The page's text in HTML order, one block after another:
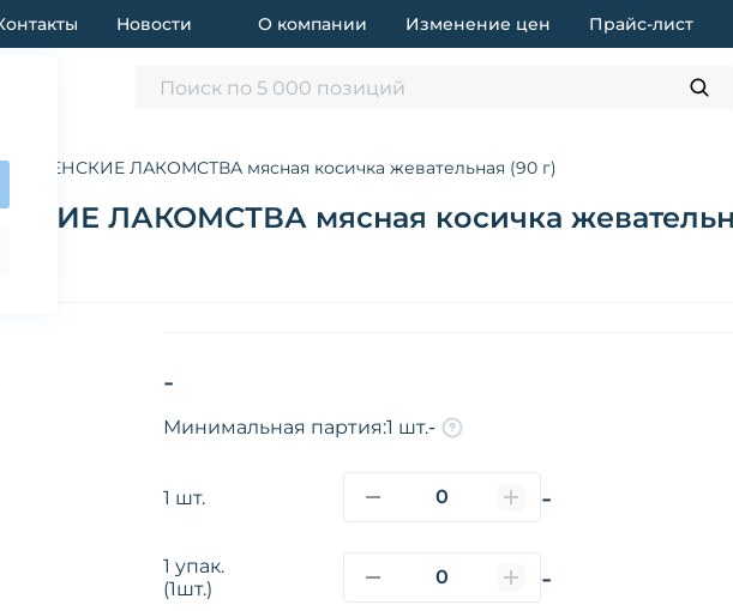
Новости О компании Изменение цен Прайс-лист
Поиск по 5 000 позиций
ЛАКОМСТВА мясная косичка жевательная (90 г)
ЛАКОМСТВА мясная косичка
-
Минимальная партия:1 шт.-
1 шт. -
1 упак.
(1шт.)
-